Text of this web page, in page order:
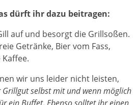
dürft ihr dazu beitragen:
auf und besorgt die Grillsoßen.
Getränke, Bier vom Fass,
wir uns leider nicht leisten,
selbst mit und wenn möglich